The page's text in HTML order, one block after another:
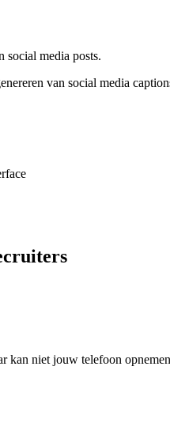
social media posts.
van social media
kan niet jouw telefoon